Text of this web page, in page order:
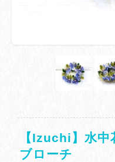
【Izuchi】水
ブローチ